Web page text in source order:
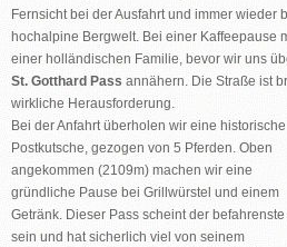
Fernsicht bei der Ausfahrt und immer wieder
hochalpine Bergwelt. Bei einer Kaffeepause
einer holländischen Familie, bevor wir uns
St. Gotthard Pass annähern. Die Straße ist
wirkliche Herausforderung.
Bei der Anfahrt überholen wir eine historische
Postkutsche, gezogen von 5 Pferden. Oben
angekommen (2109m) machen wir eine
gründliche Pause bei Grillwürstel und einem
Getränk. Dieser Pass scheint der befahrenste
sein und hat sicherlich viel von seinem